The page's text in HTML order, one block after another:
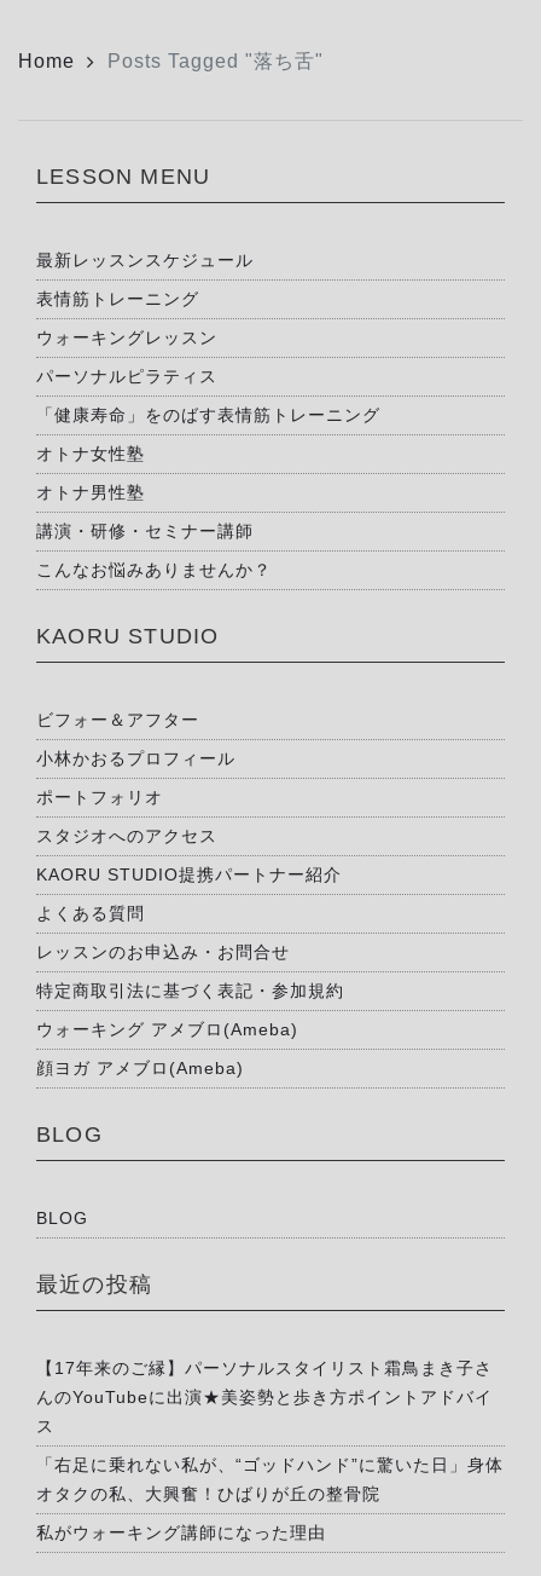
Home Posts Tagged "落ち舌"
LESSON MENU
最新レッスンスケジュール
表情筋トレーニング
ウォーキングレッスン
パーソナルピラティス
「健康寿命」をのばす表情筋トレーニング
オトナ女性塾
オトナ男性塾
講演・研修・セミナー講師
こんなお悩みありませんか？
KAORU STUDIO
ビフォー＆アフター
小林かおるプロフィール
ポートフォリオ
スタジオへのアクセス
KAORU STUDIO提携パートナー紹介
よくある質問
レッスンのお申込み・お問合せ
特定商取引法に基づく表記・参加規約
ウォーキング アメブロ(Ameba)
顔ヨガ アメブロ(Ameba)
BLOG
BLOG
最近の投稿
【17年来のご縁】パーソナルスタイリスト霜鳥まき子さ
んのYouTubeに出演★美姿勢と歩き方ポイントアドバイ
ス
「右足に乗れない私が、“ゴッドハンド”に驚いた日」身体
オタクの私、大興奮！ひばりが丘の整骨院
私がウォーキング講師になった理由